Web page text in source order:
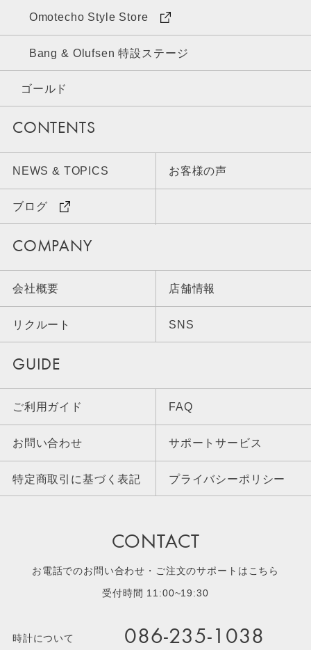
Omotecho Style Store
Bang & Olufsen 特設ステージ
ゴールド
CONTENTS
NEWS & TOPICS お客様の声
ブログ
COMPANY
会社概要 店舗情報
リクルート SNS
GUIDE
ご利用ガイド FAQ
お問い合わせ サポートサービス
特定商取引に基づく表記 プライバシーポリシー
CONTACT
お電話でのお問い合わせ・ご注文のサポートはこちら
受付時間 11:00~19:30
時計について 086-235-1038